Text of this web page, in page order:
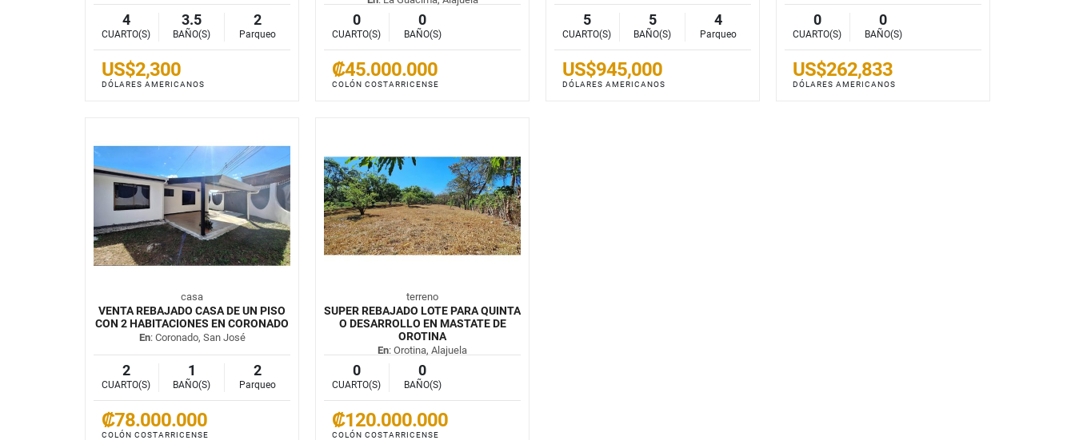
4
CUARTO(S)
3.5
BAÑO(S)
2
Parqueo
US$2,300
DÓLARES AMERICANOS
0
CUARTO(S)
0
BAÑO(S)
₡45.000.000
COLÓN COSTARRICENSE
5
CUARTO(S)
5
BAÑO(S)
4
Parqueo
US$945,000
DÓLARES AMERICANOS
0
CUARTO(S)
0
BAÑO(S)
US$262,833
DÓLARES AMERICANOS
casa
VENTA REBAJADO CASA DE UN PISO
CON 2 HABITACIONES EN CORONADO
En: Coronado, San José
2
CUARTO(S)
1
BAÑO(S)
2
Parqueo
₡78.000.000
COLÓN COSTARRICENSE
terreno
SUPER REBAJADO LOTE PARA QUINTA
O DESARROLLO EN MASTATE DE
OROTINA
En: Orotina, Alajuela
0
CUARTO(S)
0
BAÑO(S)
₡120.000.000
COLÓN COSTARRICENSE